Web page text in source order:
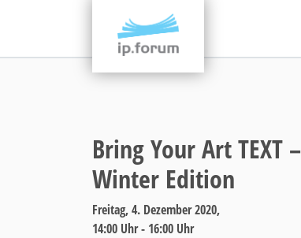
Bring Your Art TEXT –
Winter Edition
Freitag, 4. Dezember 2020,
14:00 Uhr - 16:00 Uhr